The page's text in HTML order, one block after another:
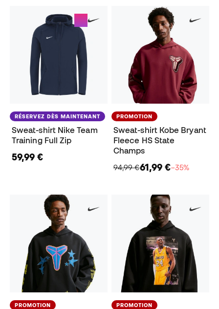
RÉSERVEZ DÈS MAINTENANT
Sweat-shirt Nike Team
Training Full Zip
59,99 €
PROMOTION
Sweat-shirt Kobe Bryant
Fleece HS State
Champs
94,99 €61,99 €−35%
PROMOTION PROMOTION